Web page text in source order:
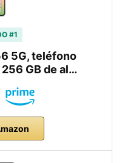
#1
5G, teléfono
GB de al…